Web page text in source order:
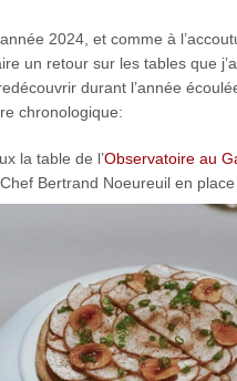
2024, et comme à
un retour sur les tables que
durant l’année
chronologique:
la table de l’Observatoire au
Bertrand Noeureuil en